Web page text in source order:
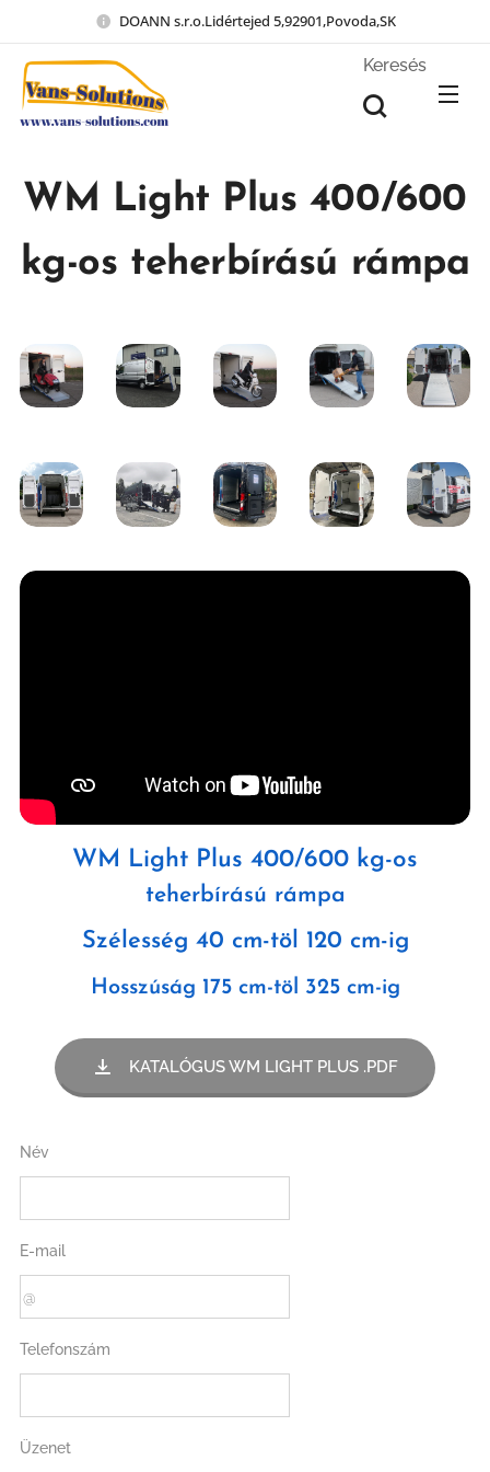
DOANN s.r.o.Lidértejed 5,92901,Povoda,SK
Keresés
WM Light Plus 400/600
kg-os teherbírású rámpa
WM Light Plus 400/600 kg-os
teherbírású rámpa
Szélesség 40 cm-töl 120 cm-ig
Hosszúság 175 cm-töl 325 cm-ig
KATALÓGUS WM LIGHT PLUS .PDF
Név
E-mail
Telefonszám
Üzenet